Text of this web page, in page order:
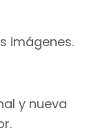
imágenes.
y nueva